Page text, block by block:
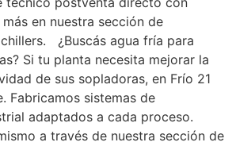
en nuestra sección de
¿Buscás agua fría para
Si tu planta necesita mejorar la
de sus sopladoras, en Frío 21
Fabricamos sistemas de
adaptados a cada proceso.
a través de nuestra sección de